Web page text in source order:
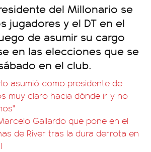
del Millonario se
jugadores y el DT en el
de asumir su cargo
en las elecciones que se
en el club.
asumió como presidente de
muy claro hacia dónde ir y no
Gallardo que pone en el
de River tras la dura derrota en